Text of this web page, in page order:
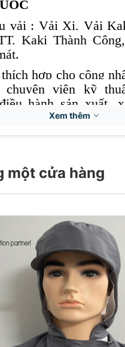
vải : Vải Xi, Vải
Kaki Thành
hợp cho công
viên kỹ
hành sản xuất,
may chắc chắn,
được may b ền, chịu
5XL
24 màu (Nếu đơn
màu tùy chọn theo
sản xuất : 10 -15 ngày
dụng cho đơn
phí in/thêu logo nhỏ
Xem thêm
một cửa hàng